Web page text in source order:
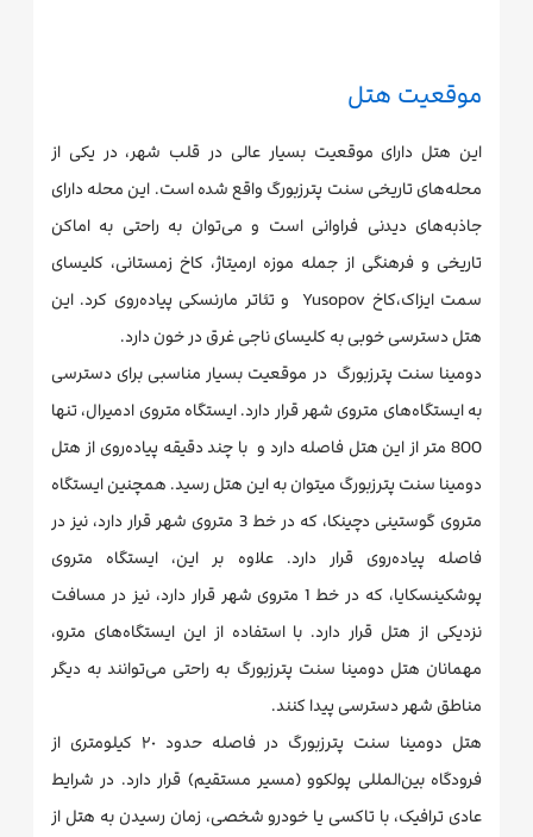
موقعیت هتل
این هتل دارای موقعیت بسیار عالی در قلب شهر، در یکی از
محله‌های تاریخی سنت پترزبورگ واقع شده است. این محله دارای
جاذبه‌های دیدنی فراوانی است و می‌توان به راحتی به اماکن
تاریخی و فرهنگی از جمله موزه ارمیتاژ، کاخ زمستانی، کلیسای
سمت ایزاک،کاخ Yusopov و تئاتر مارنسکی پیاده‌روی کرد. این
هتل دسترسی خوبی به کلیسای ناجی غرق در خون دارد.
دومینا سنت پترزبورگ در موقعیت بسیار مناسبی برای دسترسی
به ایستگاه‌های متروی شهر قرار دارد. ایستگاه متروی ادمیرال، تنها
800 متر از این هتل فاصله دارد و با چند دقیقه پیاده‌روی از هتل
دومینا سنت پترزبورگ میتوان به این هتل رسید. همچنین ایستگاه
متروی گوستینی دچینکا، که در خط 3 متروی شهر قرار دارد، نیز در
فاصله پیاده‌روی قرار دارد. علاوه بر این، ایستگاه متروی
پوشکینسکایا، که در خط 1 متروی شهر قرار دارد، نیز در مسافت
نزدیکی از هتل قرار دارد. با استفاده از این ایستگاه‌های مترو،
مهمانان هتل دومینا سنت پترزبورگ به راحتی می‌توانند به دیگر
مناطق شهر دسترسی پیدا کنند.
هتل دومینا سنت پترزبورگ در فاصله حدود ٢٠ کیلومتری از
فرودگاه بین‌المللی پولکوو (مسیر مستقیم) قرار دارد. در شرایط
عادی ترافیک، با تاکسی یا خودرو شخصی، زمان رسیدن به هتل از